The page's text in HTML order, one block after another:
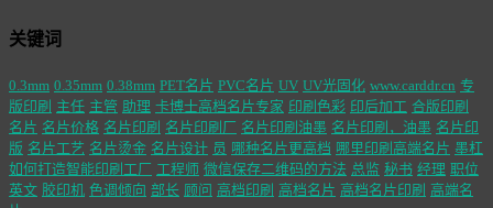
关键词
0.3mm 0.35mm 0.38mm PET名片 PVC名片 UV UV光固化 www.carddr.cn 专
版印刷 主任 主管 助理 卡博士高档名片专家 印刷色彩 印后加工 合版印刷
名片 名片价格 名片印刷 名片印刷厂 名片印刷油墨 名片印刷，油墨 名片印
版 名片工艺 名片烫金 名片设计 员 哪种名片更高档 哪里印刷高端名片 墨杠
如何打造智能印刷工厂 工程师 微信保存二维码的方法 总监 秘书 经理 职位
英文 胶印机 色调倾向 部长 顾问 高档印刷 高档名片 高档名片印刷 高端名